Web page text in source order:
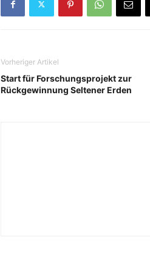
Vorheriger Artikel
Start für Forschungsprojekt zur
Rückgewinnung Seltener Erden